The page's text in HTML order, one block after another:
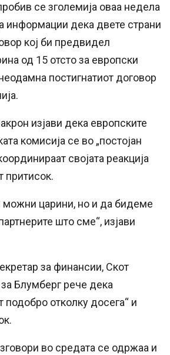
се зголемија оваа недела
информации дека двете страни
кој би предвидел
од 15 отсто за европски
постигнатиот договор
изјави дека европските
комисија се во „постојан
својата реакција
притисок.
можни царини, но и да бидеме
што сме“, изјави
за финансии, Скот
за Блумберг рече дека
подобро отколку досега“ и
во средата се одржаа и